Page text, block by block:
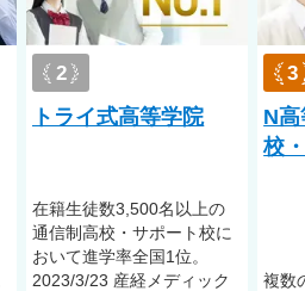
2
トライ式高等学院
在籍⽣徒数3,500名以上の
通信制⾼校・サポート校に
おいて進学率全国1位。
2023/3/23 産経メディック
3
N
校
複数